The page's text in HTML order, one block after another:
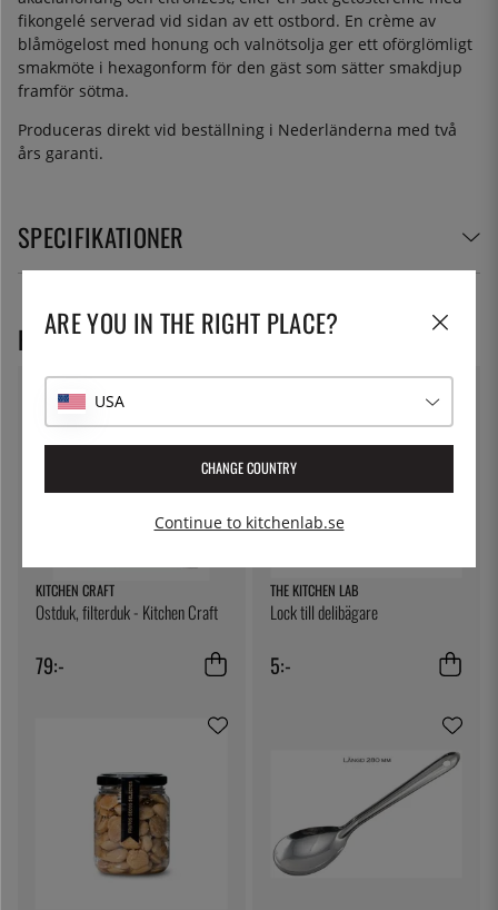
fikongelé serverad vid sidan av ett ostbord. En crème av
blåmögelost med honung och valnötsolja ger ett oförglömligt
smakmöte i hexagonform för den gäst som sätter smakdjup
framför sötma.
Produceras direkt vid beställning i Nederländerna med två
års garanti.
SPECIFIKATIONER
KITCHEN CRAFT
Ostduk, filterduk - Kitchen Craft
79:-
THE KITCHEN LAB
Lock till delibägare
5:-
REKOMMENDERADE PRODUKTER
ARE YOU IN THE RIGHT PLACE?
USA
CHANGE COUNTRY
Continue to kitchenlab.se